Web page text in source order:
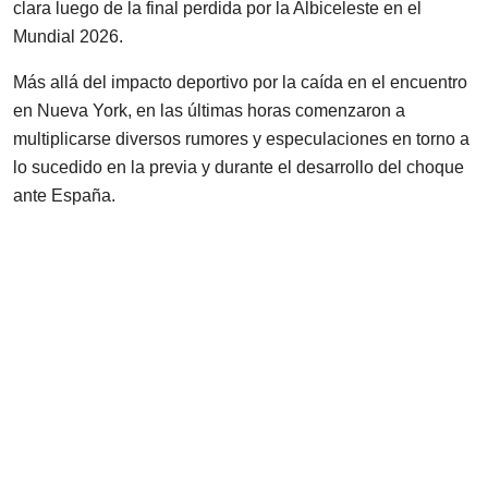
clara luego de la final perdida por la Albiceleste en el
Mundial 2026.
Más allá del impacto deportivo por la caída en el encuentro
en Nueva York, en las últimas horas comenzaron a
multiplicarse diversos rumores y especulaciones en torno a
lo sucedido en la previa y durante el desarrollo del choque
ante España.